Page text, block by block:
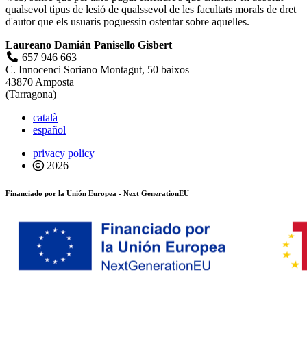
qualsevol tipus de lesió de qualssevol de les facultats morals de dret
d'autor que els usuaris poguessin ostentar sobre aquelles.
Laureano Damián Panisello Gisbert
657 946 663
C. Innocenci Soriano Montagut, 50 baixos
43870 Amposta
(Tarragona)
català
español
privacy policy
2026
Financiado por la Unión Europea - Next GenerationEU